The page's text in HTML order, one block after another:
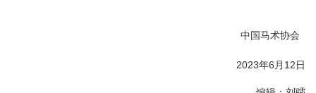
中国马术协会
2023年6月12日